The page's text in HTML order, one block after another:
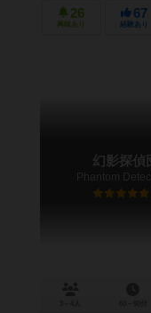
26
興味あり
67
経験あり
幻影探偵
Phantom